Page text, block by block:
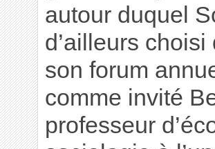
autour duquel
d’ailleurs
son forum
comme invité
professeur